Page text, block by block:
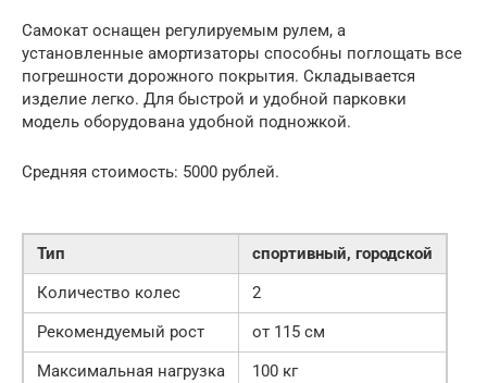
Самокат оснащен регулируемым рулем, а
установленные амортизаторы способны поглощать все
погрешности дорожного покрытия. Складывается
изделие легко. Для быстрой и удобной парковки
модель оборудована удобной подножкой.
Средняя стоимость: 5000 рублей.
Тип
спортивный, городской
Количество колес
2
Рекомендуемый рост
от 115 см
Максимальная нагрузка
100 кг